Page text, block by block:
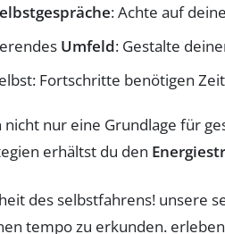
: Achte auf
Umfeld: Gestalte
Fortschritte benötigen
nicht nur eine Grundlage für
erhältst du den